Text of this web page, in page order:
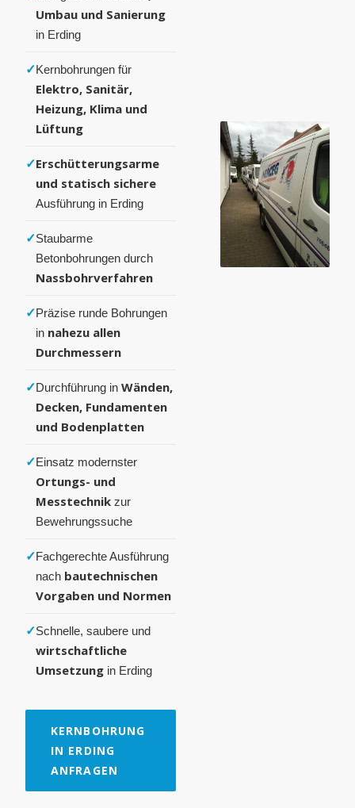
Umbau und Sanierung
in Erding
✓Kernbohrungen für
Elektro, Sanitär,
Heizung, Klima und
Lüftung
✓Erschütterungsarme
und statisch sichere
Ausführung in Erding
✓Staubarme
Betonbohrungen durch
Nassbohrverfahren
✓Präzise runde Bohrungen
in nahezu allen
Durchmessern
✓Durchführung in Wänden,
Decken, Fundamenten
und Bodenplatten
✓Einsatz modernster
Ortungs- und
Messtechnik zur
Bewehrungssuche
✓Fachgerechte Ausführung
nach bautechnischen
Vorgaben und Normen
✓Schnelle, saubere und
wirtschaftliche
Umsetzung in Erding
KERNBOHRUNG
IN ERDING
ANFRAGEN